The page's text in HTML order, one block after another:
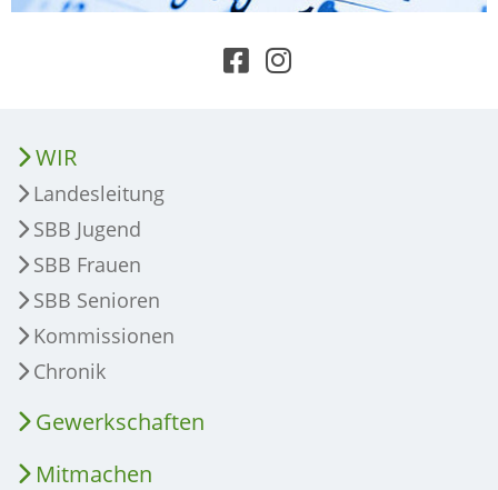
WIR
Landesleitung
SBB Jugend
SBB Frauen
SBB Senioren
Kommissionen
Chronik
Gewerkschaften
Mitmachen